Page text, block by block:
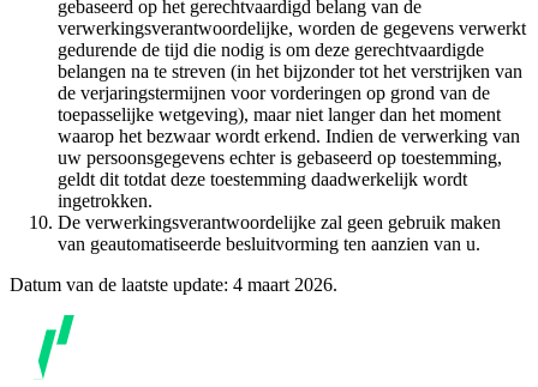
gebaseerd op het gerechtvaardigd belang van de
verwerkingsverantwoordelijke, worden de gegevens verwerkt
gedurende de tijd die nodig is om deze gerechtvaardigde
belangen na te streven (in het bijzonder tot het verstrijken van
de verjaringstermijnen voor vorderingen op grond van de
toepasselijke wetgeving), maar niet langer dan het moment
waarop het bezwaar wordt erkend. Indien de verwerking van
uw persoonsgegevens echter is gebaseerd op toestemming,
geldt dit totdat deze toestemming daadwerkelijk wordt
ingetrokken.
De verwerkingsverantwoordelijke zal geen gebruik maken
van geautomatiseerde besluitvorming ten aanzien van u.
Datum van de laatste update: 4 maart 2026.